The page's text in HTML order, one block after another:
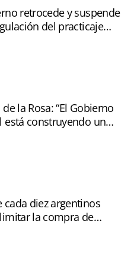
retrocede y suspende
del practicaje
la Rosa: “El Gobierno
está construyendo un
cada diez argentinos
la compra de